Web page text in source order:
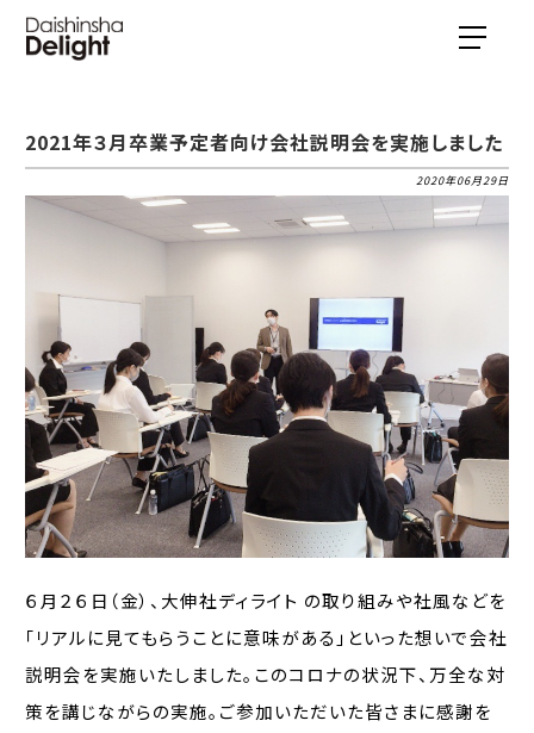
2021年３月卒業予定者向け会社説明会を実施しました
2020年06月29日
６月２６日（金）、大伸社ディライト の取り組みや社風などを
「リアルに見てもらうことに意味がある」といった想いで会社
説明会を実施いたしました。このコロナの状況下、万全な対
策を講じながらの実施。ご参加いただいた皆さまに感謝を